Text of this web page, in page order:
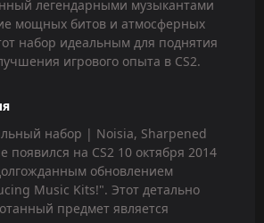
легендарными музыкантами
мощных битов и атмосферных
набор идеальным для поднятия
игрового опыта в CS2.
набор | Noisia, Sharpened
появился на CS2 10 октября 2014
обновлением
Music Kits!". Этот детально
предмет является